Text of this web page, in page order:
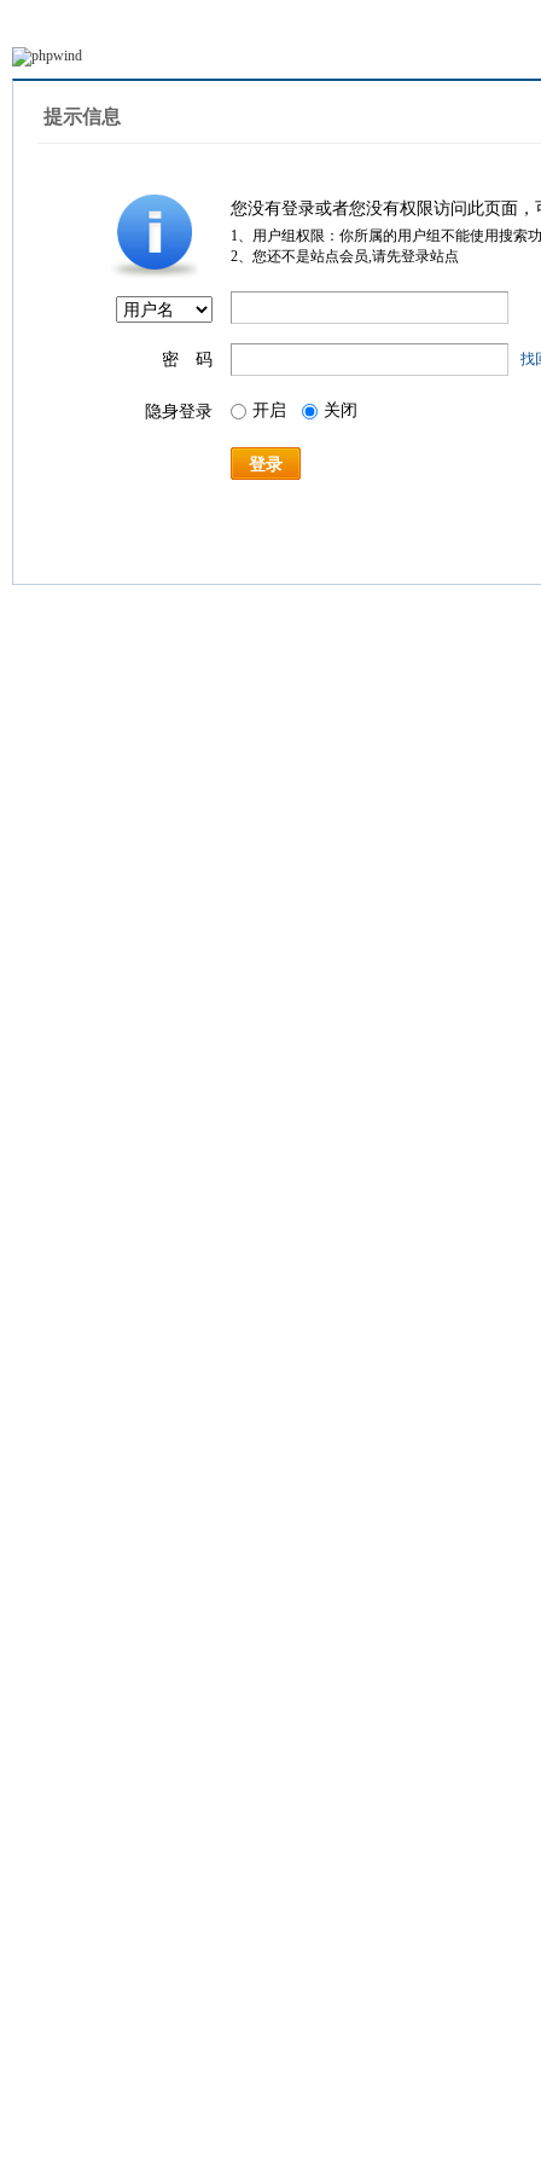
提示信息
您没有登录或者您没有权限访问此页面
1、用户组权限：你所属的用户组不能使用搜索
2、您还不是站点会员,请先登录站点
密 码 找
隐身登录 开启 关闭
登录